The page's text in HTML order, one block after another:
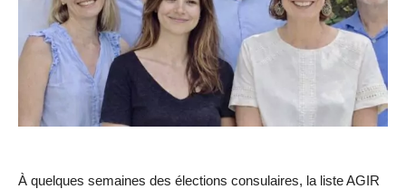
À quelques semaines des élections consulaires, la liste AGIR